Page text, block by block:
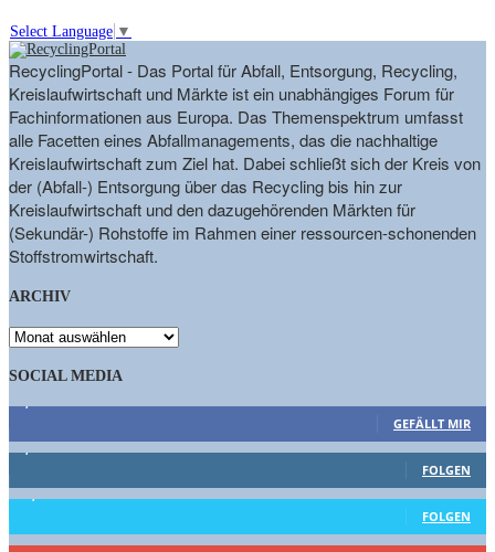
Select Language ▼
RecyclingPortal - Das Portal für Abfall, Entsorgung, Recycling,
Kreislaufwirtschaft und Märkte ist ein unabhängiges Forum für
Fachinformationen aus Europa. Das Themenspektrum umfasst
alle Facetten eines Abfallmanagements, das die nachhaltige
Kreislaufwirtschaft zum Ziel hat. Dabei schließt sich der Kreis von
der (Abfall-) Entsorgung über das Recycling bis hin zur
Kreislaufwirtschaft und den dazugehörenden Märkten für
(Sekundär-) Rohstoffe im Rahmen einer ressourcen-schonenden
Stoffstromwirtschaft.
ARCHIV
ARCHIV
SOCIAL MEDIA
GEFÄLLT MIR
1,662 Follower
FOLGEN
15,658 Follower
FOLGEN
460 Abonnenten